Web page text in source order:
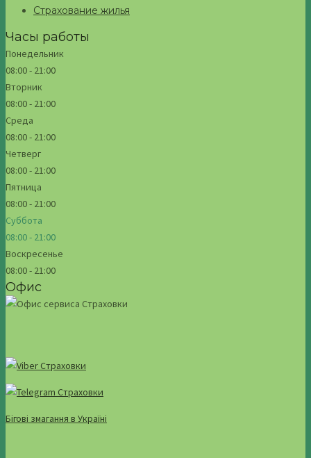
Страхование жилья
Часы работы
Понедельник
08:00 - 21:00
Вторник
08:00 - 21:00
Среда
08:00 - 21:00
Четверг
08:00 - 21:00
Пятница
08:00 - 21:00
Суббота
08:00 - 21:00
Воскресенье
08:00 - 21:00
Офис
Бігові змагання в Україні